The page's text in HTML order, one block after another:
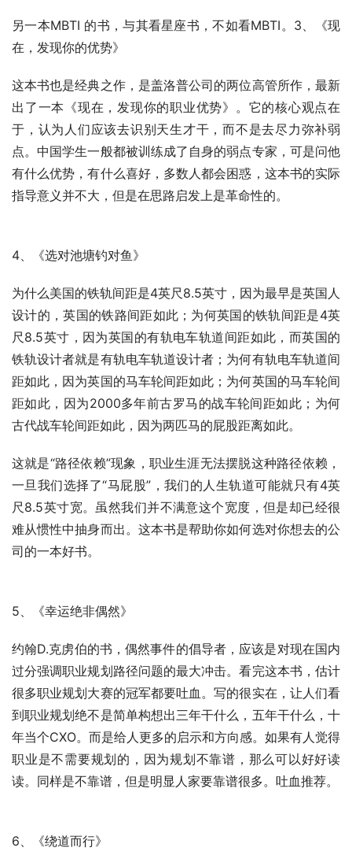
另一本MBTI 的书，与其看星座书，不如看MBTI。3、《现
在，发现你的优势》
这本书也是经典之作，是盖洛普公司的两位高管所作，最新
出了一本《现在，发现你的职业优势》。它的核心观点在
于，认为人们应该去识别天生才干，而不是去尽力弥补弱
点。中国学生一般都被训练成了自身的弱点专家，可是问他
有什么优势，有什么喜好，多数人都会困惑，这本书的实际
指导意义并不大，但是在思路启发上是革命性的。
4、《选对池塘钓对鱼》
为什么美国的铁轨间距是4英尺8.5英寸，因为最早是英国人
设计的，英国的铁路间距如此；为何英国的铁轨间距是4英
尺8.5英寸，因为英国的有轨电车轨道间距如此，而英国的
铁轨设计者就是有轨电车轨道设计者；为何有轨电车轨道间
距如此，因为英国的马车轮间距如此；为何英国的马车轮间
距如此，因为2000多年前古罗马的战车轮间距如此；为何
古代战车轮间距如此，因为两匹马的屁股距离如此。
这就是“路径依赖”现象，职业生涯无法摆脱这种路径依赖，
一旦我们选择了“马屁股”，我们的人生轨道可能就只有4英
尺8.5英寸宽。虽然我们并不满意这个宽度，但是却已经很
难从惯性中抽身而出。这本书是帮助你如何选对你想去的公
司的一本好书。
5、《幸运绝非偶然》
约翰D.克虏伯的书，偶然事件的倡导者，应该是对现在国内
过分强调职业规划路径问题的最大冲击。看完这本书，估计
很多职业规划大赛的冠军都要吐血。写的很实在，让人们看
到职业规划绝不是简单构想出三年干什么，五年干什么，十
年当个CXO。而是给人更多的启示和方向感。如果有人觉得
职业是不需要规划的，因为规划不靠谱，那么可以好好读
读。同样是不靠谱，但是明显人家要靠谱很多。吐血推荐。
6、《绕道而行》